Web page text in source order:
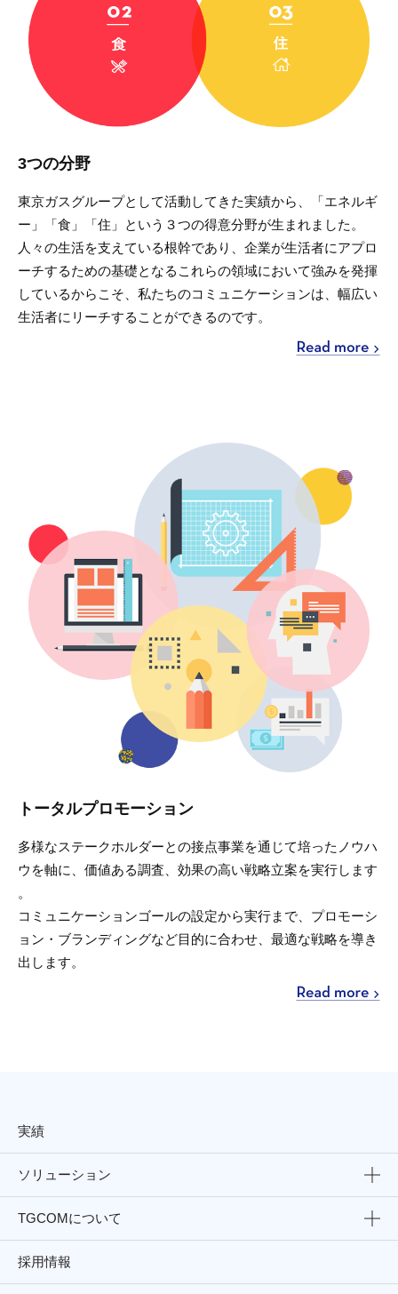
3つの分野
東京ガスグループとして活動してきた実績から、「エネルギ
ー」「食」「住」という３つの得意分野が生まれました。
人々の生活を支えている根幹であり、企業が生活者にアプロ
ーチするための基礎となるこれらの領域において強みを発揮
しているからこそ、私たちのコミュニケーションは、幅広い
生活者にリーチすることができるのです。
トータルプロモーション
多様なステークホルダーとの接点事業を通じて培ったノウハ
ウを軸に、価値ある調査、効果の高い戦略立案を実行します
。
コミュニケーションゴールの設定から実行まで、プロモーシ
ョン・ブランディングなど目的に合わせ、最適な戦略を導き
出します。
実績
ソリューション
TGCOMについて
採用情報